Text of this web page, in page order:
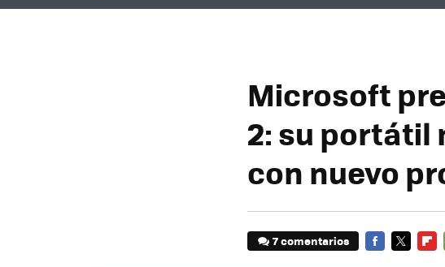
Microsoft
2: su portátil
con nuevo
7 comentarios